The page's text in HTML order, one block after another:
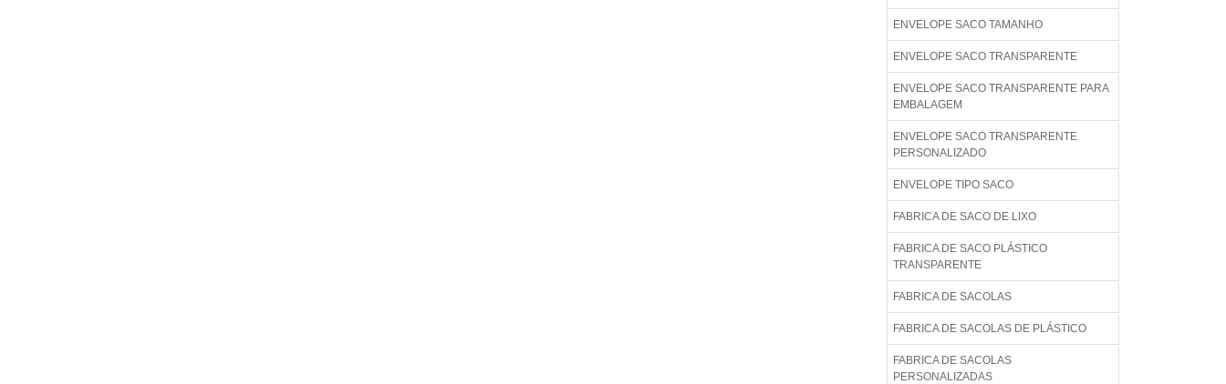
ENVELOPE SACO TAMANHO
ENVELOPE SACO TRANSPARENTE
ENVELOPE SACO TRANSPARENTE PARA
EMBALAGEM
ENVELOPE SACO TRANSPARENTE
PERSONALIZADO
ENVELOPE TIPO SACO
FABRICA DE SACO DE LIXO
FABRICA DE SACO PLÁSTICO
TRANSPARENTE
FABRICA DE SACOLAS
FABRICA DE SACOLAS DE PLÁSTICO
FABRICA DE SACOLAS
PERSONALIZADAS